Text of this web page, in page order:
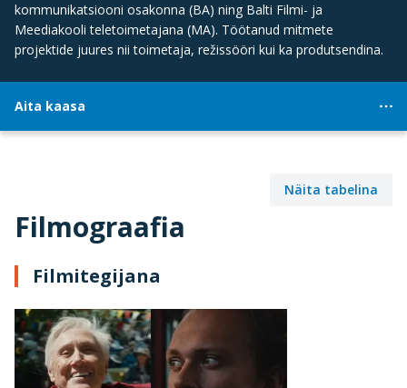
kommunikatsiooni osakonna (BA) ning Balti Filmi- ja
Meediakooli teletoimetajana (MA). Töötanud mitmete
projektide juures nii toimetaja, režissööri kui ka produtsendina.
Aita kaasa
Filmograafia
Näita tabelina
Filmitegijana